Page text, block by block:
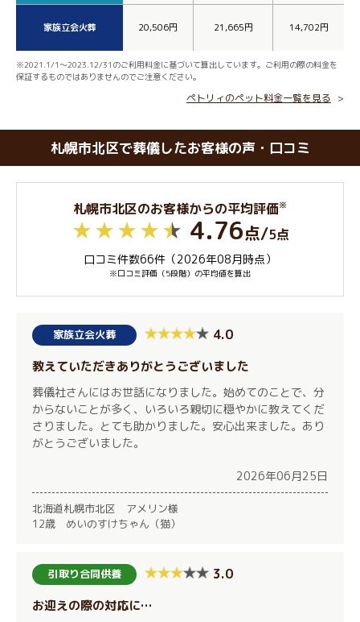
家族立会火葬 20,506円 21,665円 14,702円
※2021.1/1～2023.12/31のご利用料金に基づいて算出しています。ご利用の際の料金を
保証するものではありませんのでご注意ください。
ペトリィのペット料金一覧を見る
札幌市北区で葬儀したお客様の声・口コミ
札幌市北区のお客様からの平均評価※
4.76点/5点
口コミ件数66件（2026年08月時点）
※口コミ評価（5段階）の平均値を算出
家族立会火葬 4.0
教えていただきありがとうございました
葬儀社さんにはお世話になりました。始めてのことで、分
からないことが多く、いろいろ親切に穏やかに教えてくだ
さりました。とても助かりました。安心出来ました。あり
がとうございました。
2026年06月25日
北海道札幌市北区 アメリン様
12歳 めいのすけちゃん（猫）
引取り合同供養 3.0
お迎えの際の対応に…